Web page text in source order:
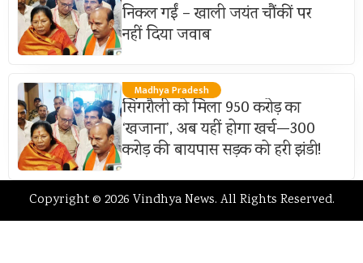
निकल गईं – खाली जयंत चौंकीं पर
नहीं दिया जवाब
Madhya Pradesh
सिंगरौली को मिला 950 करोड़ का
‘खजाना’, अब यहीं होगा खर्च—300
करोड़ की बायपास सड़क को हरी झंडी!
Copyright © 2026 Vindhya News. All Rights Reserved.